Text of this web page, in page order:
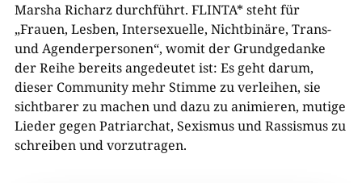
Marsha Richarz durchführt. FLINTA* steht für
„Frauen, Lesben, Intersexuelle, Nichtbinäre, Trans-
und Agenderpersonen“, womit der Grundgedanke
der Reihe bereits angedeutet ist: Es geht darum,
dieser Community mehr Stimme zu verleihen, sie
sichtbarer zu machen und dazu zu animieren, mutige
Lieder gegen Patriarchat, Sexismus und Rassismus zu
schreiben und vorzutragen.